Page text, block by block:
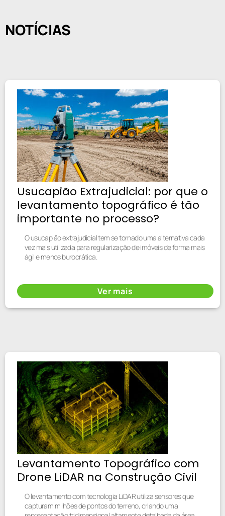
NOTÍCIAS
Usucapião Extrajudicial: por que o
levantamento topográfico é tão
importante no processo?
O usucapião extrajudicial tem se tornado uma alternativa cada
vez mais utilizada para regularização de imóveis de forma mais
ágil e menos burocrática.
Ver mais
Levantamento Topográfico com
Drone LiDAR na Construção Civil
O levantamento com tecnologia LiDAR utiliza sensores que
capturam milhões de pontos do terreno, criando uma